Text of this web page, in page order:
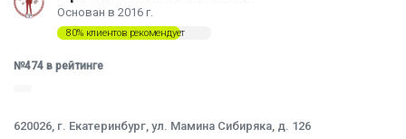
Основан в 2016 г.
80% клиентов рекомендует
№474 в рейтинге
620026, г. Екатеринбург, ул. Мамина Сибиряка, д. 126